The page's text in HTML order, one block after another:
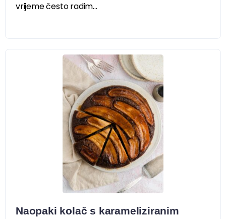
vrijeme često radim...
Naopaki kolač s karameliziranim